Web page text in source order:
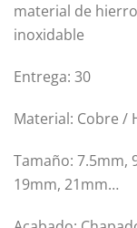
material de
inoxidable
Entrega: 30
Material: Cobre /
Tamaño: 7.5mm,
19mm, 21mm…